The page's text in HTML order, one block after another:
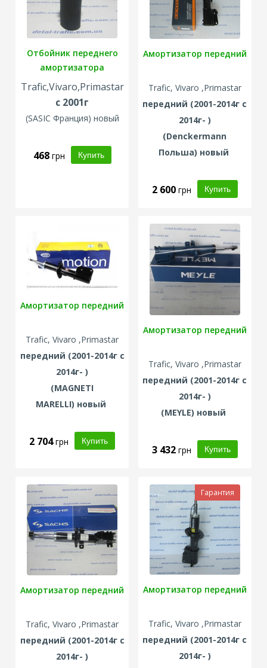
Отбойник переднего
амортизатора
Trafic,Vivaro,Primastar
с 2001г
(SASIC Франция) новый
468 грн
Амортизатор передний
Trafic, Vivaro ,Primastar
передний (2001-2014г с
2014г- )
(Denckermann
Польша) новый
2 600 грн
Амортизатор передний
Trafic, Vivaro ,Primastar
передний (2001-2014г с
2014г- )
(MAGNETI
MARELLI) новый
2 704грн
Амортизатор передний
Trafic, Vivaro ,Primastar
передний (2001-2014г с
2014г- )
(MEYLE) новый
3 432 грн
Амортизатор передний
Trafic, Vivaro ,Primastar
передний (2001-2014г с
2014г- )
Гарантия
Амортизатор передний
Trafic, Vivaro ,Primastar
передний (2001-2014г с
2014г- )